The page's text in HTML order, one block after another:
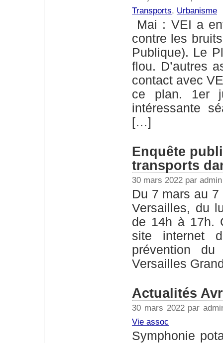
Transports, Urbanisme
Mai : VEI a envoyé un avis sur le plan de lutte
contre les
Publique). Le
flou. D’autres
contact avec
ce plan. 1er
intéressante
[…]
Enquête
transports
30 mars 2022 par
Du 7 mars au 7 mai 2022 Au 6 av de Paris 78000
Versailles, du
de 14h à 17h.
site internet
prévention du
Versailles
Actualités
30 mars 2022 par
Vie assoc
Symphonie potagère Le CR de la conférence du